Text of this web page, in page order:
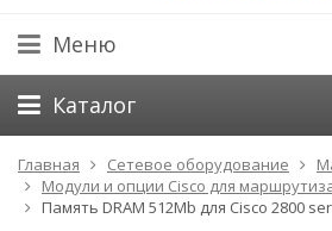
Меню
Каталог
Главная Сетевое оборудование
Модули и опции Cisco для
Память DRAM 512Mb для Cisco 2800